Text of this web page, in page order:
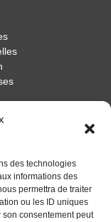
des technologies
informations des
permettra de traiter
ou les ID uniques
consentement peut